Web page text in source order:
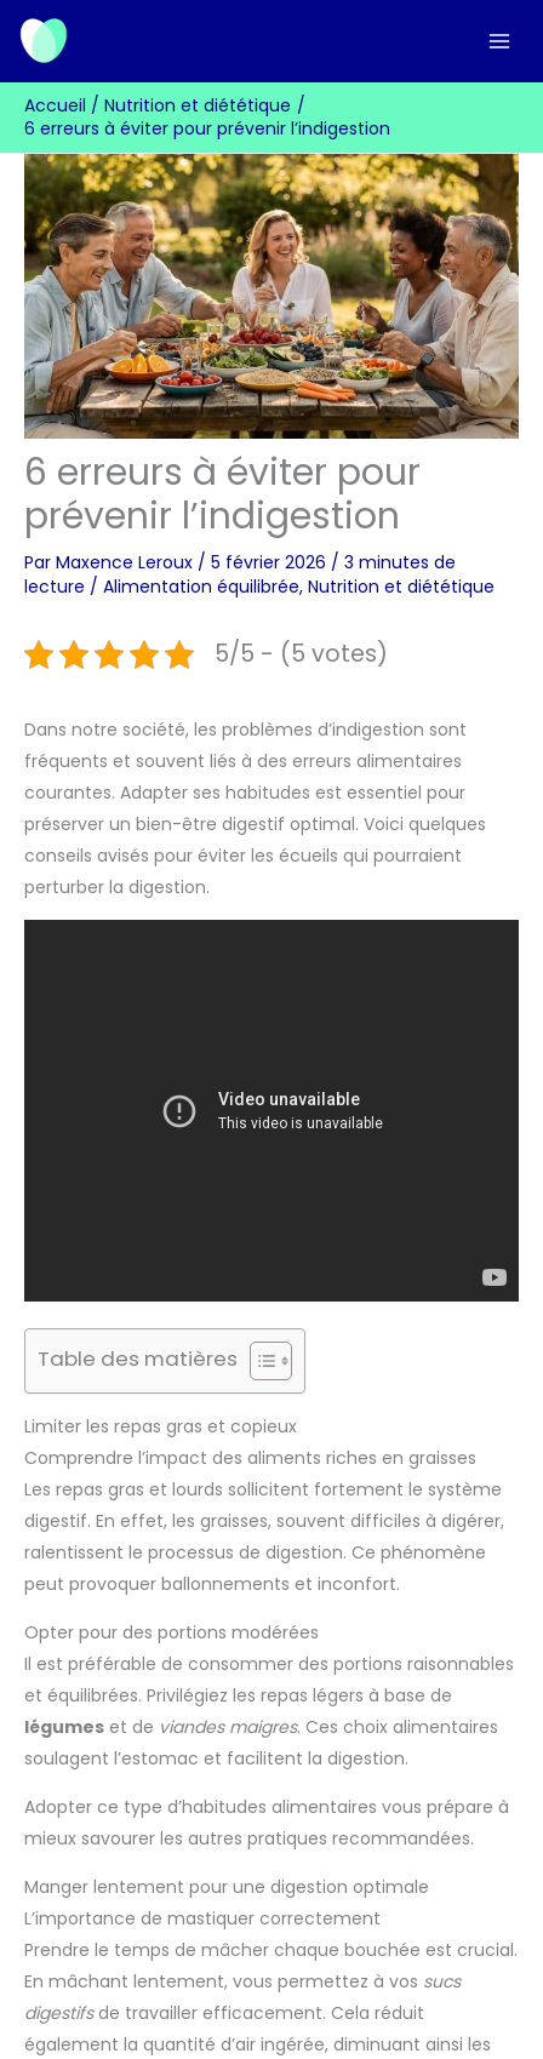
Aller
contenu
Accueil
Nutrition et diététique
6 erreurs à éviter pour prévenir l’indigestion
6 erreurs à éviter pour
prévenir l’indigestion
Par Maxence Leroux / 5 février 2026 / 3 minutes de
lecture / Alimentation équilibrée, Nutrition et diététique
5/5 - (5 votes)
Dans notre société, les problèmes d’indigestion sont
fréquents et souvent liés à des erreurs alimentaires
courantes. Adapter ses habitudes est essentiel pour
préserver un bien-être digestif optimal. Voici quelques
conseils avisés pour éviter les écueils qui pourraient
perturber la digestion.
Table des matières
Limiter les repas gras et copieux
Comprendre l’impact des aliments riches en graisses
Les repas gras et lourds sollicitent fortement le système
digestif. En effet, les graisses, souvent difficiles à digérer,
ralentissent le processus de digestion. Ce phénomène
peut provoquer ballonnements et inconfort.
Opter pour des portions modérées
Il est préférable de consommer des portions raisonnables
et équilibrées. Privilégiez les repas légers à base de
légumes et de viandes maigres. Ces choix alimentaires
soulagent l’estomac et facilitent la digestion.
Adopter ce type d’habitudes alimentaires vous prépare à
mieux savourer les autres pratiques recommandées.
Manger lentement pour une digestion optimale
L’importance de mastiquer correctement
Prendre le temps de mâcher chaque bouchée est crucial.
En mâchant lentement, vous permettez à vos sucs
digestifsde travailler efficacement. Cela réduit
également la quantité d’air ingérée, diminuant ainsi les